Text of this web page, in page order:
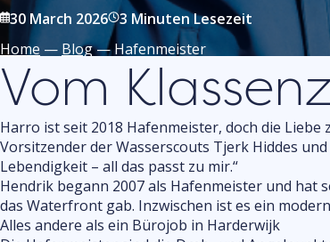
30 March 2026 3 Minuten Lesezeit
Home — Blog—Hafenmeister
Vom
Harro ist seit 2018 Hafenmeister, doch die
Vorsitzender der Wasserscouts Tjerk Hiddes
Lebendigkeit – all das passt zu mir.“
Hendrik begann 2007 als Hafenmeister und hat
das Waterfront gab. Inzwischen ist es ein
Alles andere als ein Bürojob in Harderwijk